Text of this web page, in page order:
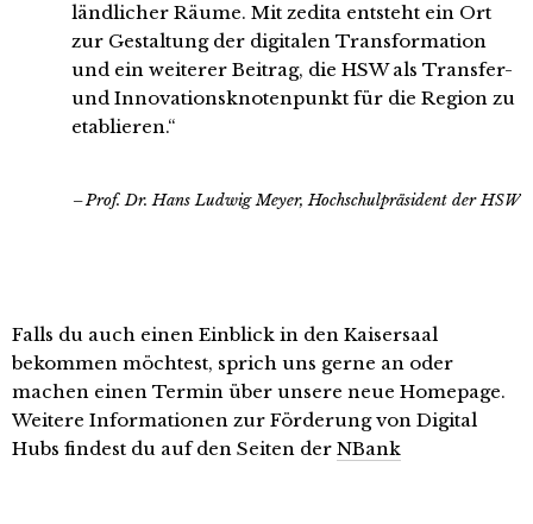
ländlicher Räume. Mit zedita entsteht ein Ort
zur Gestaltung der digitalen Transformation
und ein weiterer Beitrag, die HSW als Transfer-
und Innovationsknotenpunkt für die Region zu
etablieren.“
Prof. Dr. Hans Ludwig Meyer, Hochschulpräsident der HSW
Falls du auch einen Einblick in den Kaisersaal
bekommen möchtest, sprich uns gerne an oder
machen einen Termin über unsere neue Homepage.
Weitere Informationen zur Förderung von Digital
Hubs findest du auf den Seiten der NBank